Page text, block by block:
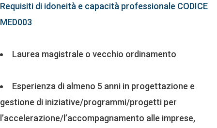
Requisiti di idoneità e capacità professionale CODICE
MED003
Laurea magistrale o vecchio ordinamento
Esperienza di almeno 5 anni in progettazione e
gestione di iniziative/programmi/progetti per
l’accelerazione/l’accompagnamento alle imprese,